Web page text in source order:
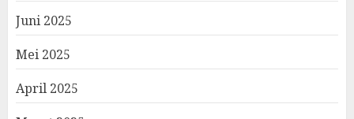
Juni 2025
Mei 2025
April 2025